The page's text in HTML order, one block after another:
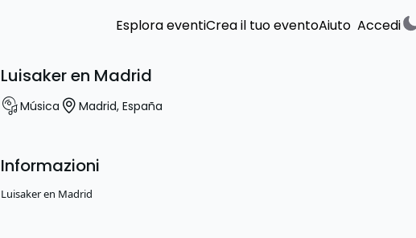
Esplora eventiCrea il tuo eventoAiuto Accedi
Luisaker en Madrid
Música Madrid, España
Informazioni
Luisaker en Madrid